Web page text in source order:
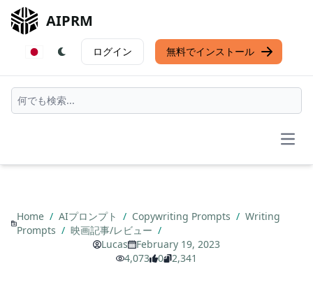
AIPRM
ログイン 無料でインストール
Home / AIプロンプト / Copywriting Prompts / Writing
Prompts / 映画記事/レビュー /
Lucas
February 19, 2023
4,073
0 2,341